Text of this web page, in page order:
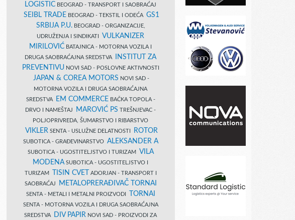
LOGISTIC BEOGRAD - TRANSPORT I SAOBRAĆAJ
SEIBL TRADE BEOGRAD - TEKSTIL I ODEĆA GS1
SRBIJA P.U.BEOGRAD - ORGANIZACIJE,
UDRUŽENJA I SINDIKATI VULKANIZER
MIRILOVIĆ BATAJNICA - MOTORNA VOZILA I
DRUGA SAOBRAĆAJNA SREDSTVA
INSTITUT ZA
PREVENTIVUNOVI SAD - POSLOVNE AKTIVNOSTI
JAPAN & COREA MOTORS NOVI SAD -
MOTORNA VOZILA I DRUGA SAOBRAĆAJNA
SREDSTVA
EM COMMERCE BAČKA TOPOLA -
DRVO I NAMEŠTAJ
MAROVIĆ PS TREŠNJEVAC -
POLJOPRIVREDA, ŠUMARSTVO I RIBARSTVO
VIKLER SENTA - USLUŽNE DELATNOSTI ROTOR
SUBOTICA - GRAĐEVINARSTVO ALEKSANDER A
SUBOTICA - UGOSTITELJSTVO I TURIZAM VILA
MODENA SUBOTICA - UGOSTITELJSTVO I
TURIZAM
TISIN CVET
ADORJAN - TRANSPORT I
SAOBRAĆAJ
METALOPRERAĐIVAČ TORNAI
SENTA - METALI I METALNI PROIZVODI TORNAI
SENTA - MOTORNA VOZILA I DRUGA SAOBRAĆAJNA
SREDSTVA
DIV PAPIR NOVI SAD - PROIZVODI ZA